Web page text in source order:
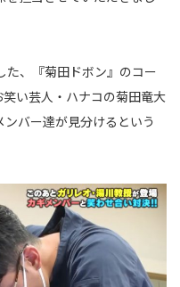
、『菊田ドボン』のコー
い芸人・ハナコの菊田竜大
バー達が見分けるという